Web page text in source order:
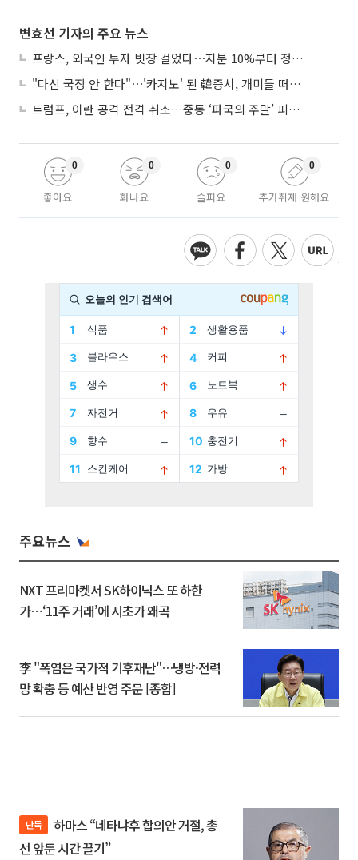
변효선 기자의 주요 뉴스
프랑스, 외국인 투자 빗장 걸었다⋯지분 10%부터 정부가 승인
"다신 국장 안 한다"⋯'카지노' 된 韓증시, 개미들 떠난다
트럼프, 이란 공격 전격 취소…중동 ‘파국의 주말’ 피했다
좋아요
0
화나요
0
슬퍼요
0
추가취재 원해요
0
주요뉴스
NXT 프리마켓서 SK하이닉스 또 하한
가⋯‘11주 거래’에 시초가 왜곡
李 "폭염은 국가적 기후재난"…냉방·전력
망 확충 등 예산 반영 주문 [종합]
단독
선 앞둔 시간 끌기”